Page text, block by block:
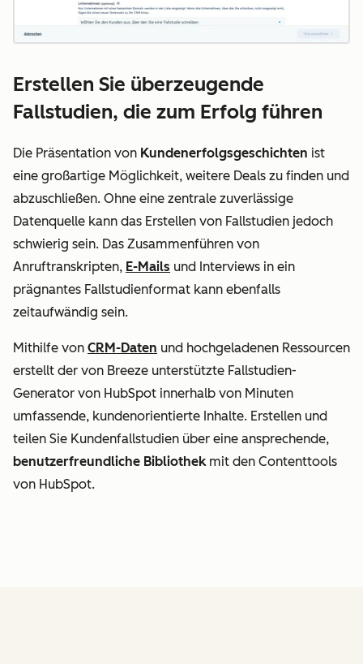
Erstellen Sie überzeugende
Fallstudien, die zum Erfolg führen
Die Präsentation von Kundenerfolgsgeschichten ist
eine großartige Möglichkeit, weitere Deals zu finden und
abzuschließen. Ohne eine zentrale zuverlässige
Datenquelle kann das Erstellen von Fallstudien jedoch
schwierig sein. Das Zusammenführen von
Anruftranskripten, E-Mails und Interviews in ein
prägnantes Fallstudienformat kann ebenfalls
zeitaufwändig sein.
Mithilfe von CRM-Daten und hochgeladenen Ressourcen
erstellt der von Breeze unterstützte Fallstudien-
Generator von HubSpot innerhalb von Minuten
umfassende, kundenorientierte Inhalte. Erstellen und
teilen Sie Kundenfallstudien über eine ansprechende,
benutzerfreundliche Bibliothekmit den Contenttools
von HubSpot.